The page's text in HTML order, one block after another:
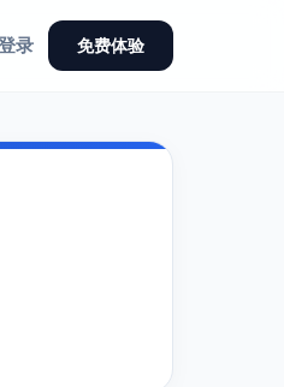
录 免费体验